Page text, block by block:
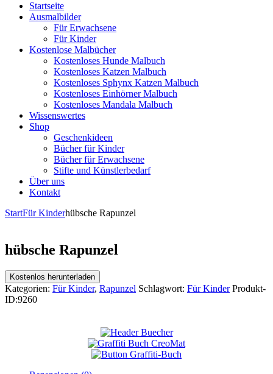
Startseite
Ausmalbilder
Für Erwachsene
Für Kinder
Kostenlose Malbücher
Kostenloses Hunde Malbuch
Kostenloses Katzen Malbuch
Kostenloses Sphynx Katzen Malbuch
Kostenloses Einhörner Malbuch
Kostenloses Mandala Malbuch
Wissenswertes
Shop
Geschenkideen
Bücher für Kinder
Bücher für Erwachsene
Stifte und Künstlerbedarf
Über uns
Kontakt
StartFür Kinderhübsche Rapunzel
hübsche Rapunzel
Kostenlos herunterladen
Kategorien: Für Kinder, Rapunzel Schlagwort: Für Kinder Produkt-
ID:9260